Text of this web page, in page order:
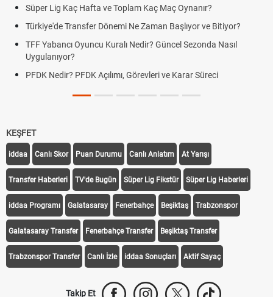
Süper Lig Kaç Hafta ve Toplam Kaç Maç Oynanır?
Türkiye'de Transfer Dönemi Ne Zaman Başlıyor ve Bitiyor?
TFF Yabancı Oyuncu Kuralı Nedir? Güncel Sezonda Nasıl
Uygulanıyor?
PFDK Nedir? PFDK Açılımı, Görevleri ve Karar Süreci
KEŞFET
iddaa Canlı Skor Puan Durumu Canlı Anlatım At Yarışı
Transfer Haberleri TV'de Bugün Süper Lig Fikstür Süper Lig Haberleri
iddaa Programı Galatasaray Fenerbahçe Beşiktaş Trabzonspor
Galatasaray Transfer Fenerbahçe Transfer Beşiktaş Transfer
Trabzonspor Transfer Canlı İzle iddaa Sonuçları Aktif Sayaç
Takip Et